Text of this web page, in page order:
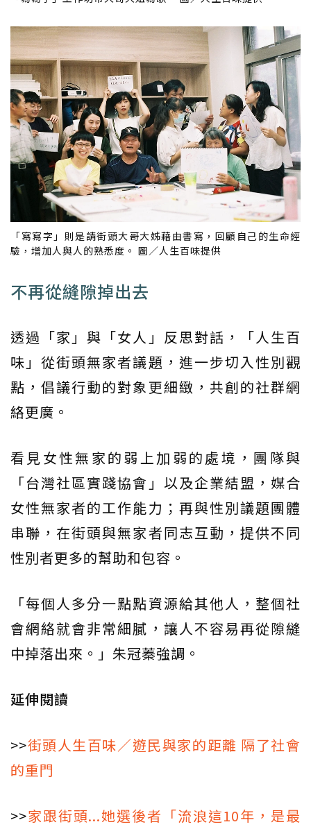
「寫寫字」則是請街頭大哥大姊藉由書寫，回顧自己的生命經
驗，增加人與人的熟悉度。 圖／人生百味提供
不再從縫隙掉出去
透過「家」與「女人」反思對話，「人生百
味」從街頭無家者議題，進一步切入性別觀
點，倡議行動的對象更細緻，共創的社群網
絡更廣。
看見女性無家的弱上加弱的處境，團隊與
「台灣社區實踐協會」以及企業結盟，媒合
女性無家者的工作能力；再與性別議題團體
串聯，在街頭與無家者同志互動，提供不同
性別者更多的幫助和包容。
「每個人多分一點點資源給其他人，整個社
會網絡就會非常細膩，讓人不容易再從隙縫
中掉落出來。」朱冠蓁強調。
延伸閱讀
>>街頭人生百味／遊民與家的距離 隔了社會
的重門
>>家跟街頭...她選後者「流浪這10年，是最